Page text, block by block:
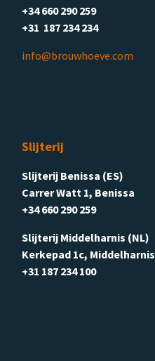
+34 660 290 259
+31 187 234 234
info@brouwhoeve.com
Slijterij
Slijterij Benissa (ES)
Carrer Watt 1, Benissa
+34 660 290 259
Slijterij Middelharnis (NL)
Kerkepad 1c, Middelharnis
+31 187 234 100